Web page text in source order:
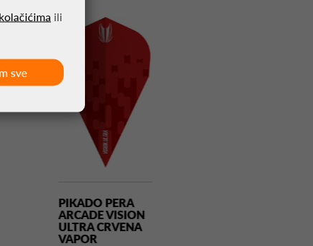
PIKADO PERA
ARCADE VISION
ULTRA CRVENA
VAPOR
ili
sve